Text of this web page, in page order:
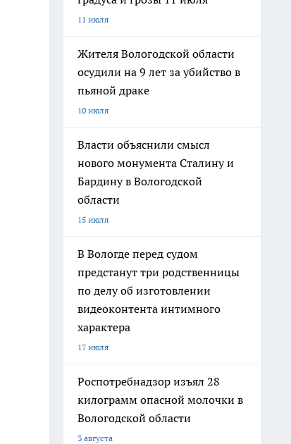
11 июля
Жителя Вологодской области
осудили на 9 лет за убийство в
пьяной драке
10 июля
Власти объяснили смысл
нового монумента Сталину и
Бардину в Вологодской
области
15 июля
В Вологде перед судом
предстанут три родственницы
по делу об изготовлении
видеоконтента интимного
характера
17 июля
Роспотребнадзор изъял 28
килограмм опасной молочки в
Вологодской области
3 августа